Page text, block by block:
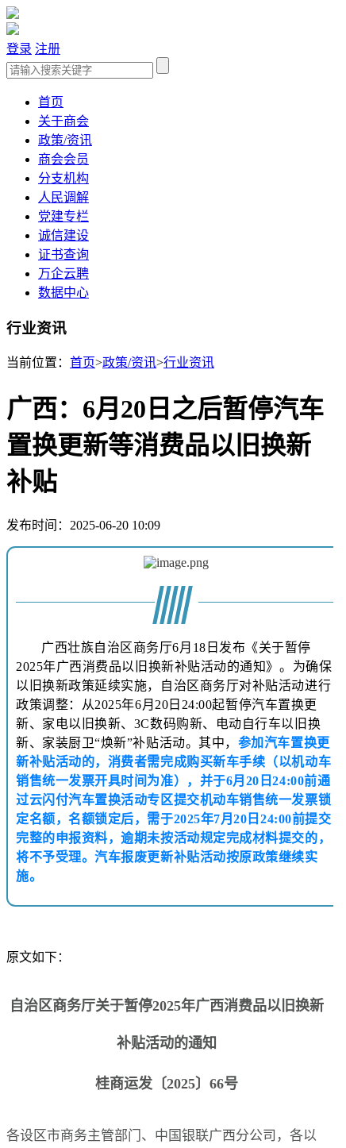
登录 注册
首页
关于商会
政策/资讯
商会会员
分支机构
人民调解
党建专栏
诚信建设
证书查询
万企云聘
数据中心
行业资讯
当前位置： 首页>政策/资讯>行业资讯
广西：6月20日之后暂停汽车
置换更新等消费品以旧换新
补贴
发布时间：2025-06-20 10:09
广西壮族自治区商务厅6月18日发布《关于暂停
2025年广西消费品以旧换新补贴活动的通知》。为确保
以旧换新政策延续实施，自治区商务厅对补贴活动进行
政策调整：从2025年6月20日24:00起暂停汽车置换更
新、家电以旧换新、3C数码购新、电动自行车以旧换
新、家装厨卫“焕新”补贴活动。其中， 参加汽车置换更
新补贴活动的，消费者需完成购买新车手续（以机动车
销售统一发票开具时间为准），并于6月20日24:00前通
过云闪付汽车置换活动专区提交机动车销售统一发票锁
定名额，名额锁定后，需于2025年7月20日24:00前提交
完整的申报资料，逾期未按活动规定完成材料提交的，
将不予受理。汽车报废更新补贴活动按原政策继续实
施。
原文如下：
自治区商务厅关于暂停2025年广西消费品以旧换新
补贴活动的通知
桂商运发〔2025〕66号
各设区市商务主管部门、中国银联广西分公司，各以